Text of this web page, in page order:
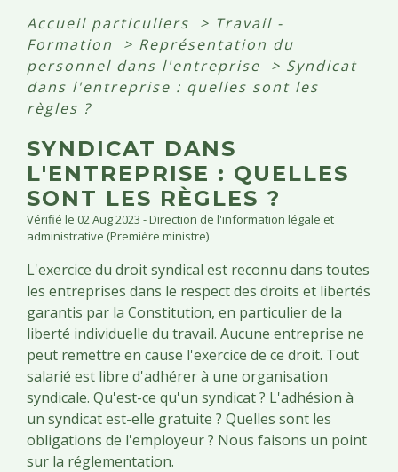
Accueil particuliers > Travail -
Formation
> Représentation du
personnel dans l'entreprise
> Syndicat
dans l'entreprise : quelles sont les
règles ?
SYNDICAT DANS
L'ENTREPRISE : QUELLES
SONT LES RÈGLES ?
Vérifié le 02 Aug 2023 - Direction de l'information légale et
administrative (Première ministre)
L'exercice du droit syndical est reconnu dans toutes
les entreprises dans le respect des droits et libertés
garantis par la Constitution, en particulier de la
liberté individuelle du travail. Aucune entreprise ne
peut remettre en cause l'exercice de ce droit. Tout
salarié est libre d'adhérer à une organisation
syndicale. Qu'est-ce qu'un syndicat ? L'adhésion à
un syndicat est-elle gratuite ? Quelles sont les
obligations de l'employeur ? Nous faisons un point
sur la réglementation.